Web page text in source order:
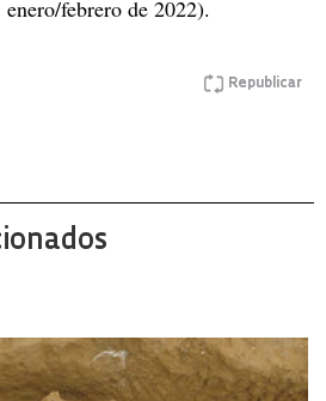
enero/febrero de 2022).
Republicar